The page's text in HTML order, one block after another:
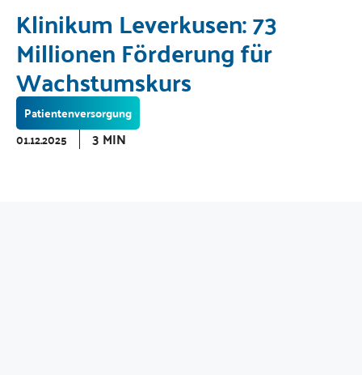
Klinikum Leverkusen: 73
Millionen Förderung für
Wachstumskurs
Patientenversorgung
01.12.2025
3 MIN